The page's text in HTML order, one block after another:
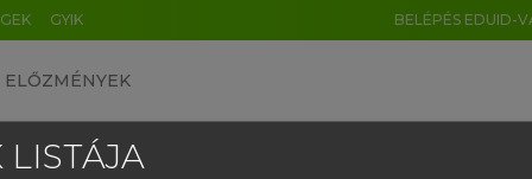
GYIK BELÉPÉS EDUID-
ELŐZMÉNYEK
LISTÁJA